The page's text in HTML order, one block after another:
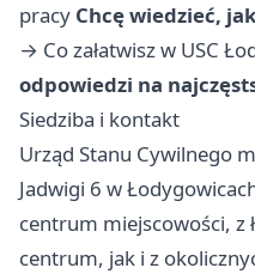
pracy Chcę wiedzieć,
→ Co załatwisz w USC
odpowiedzi na
Siedziba i kontakt
Urząd Stanu Cywilnego
Jadwigi 6 w
centrum miejscowości, z
centrum, jak i z